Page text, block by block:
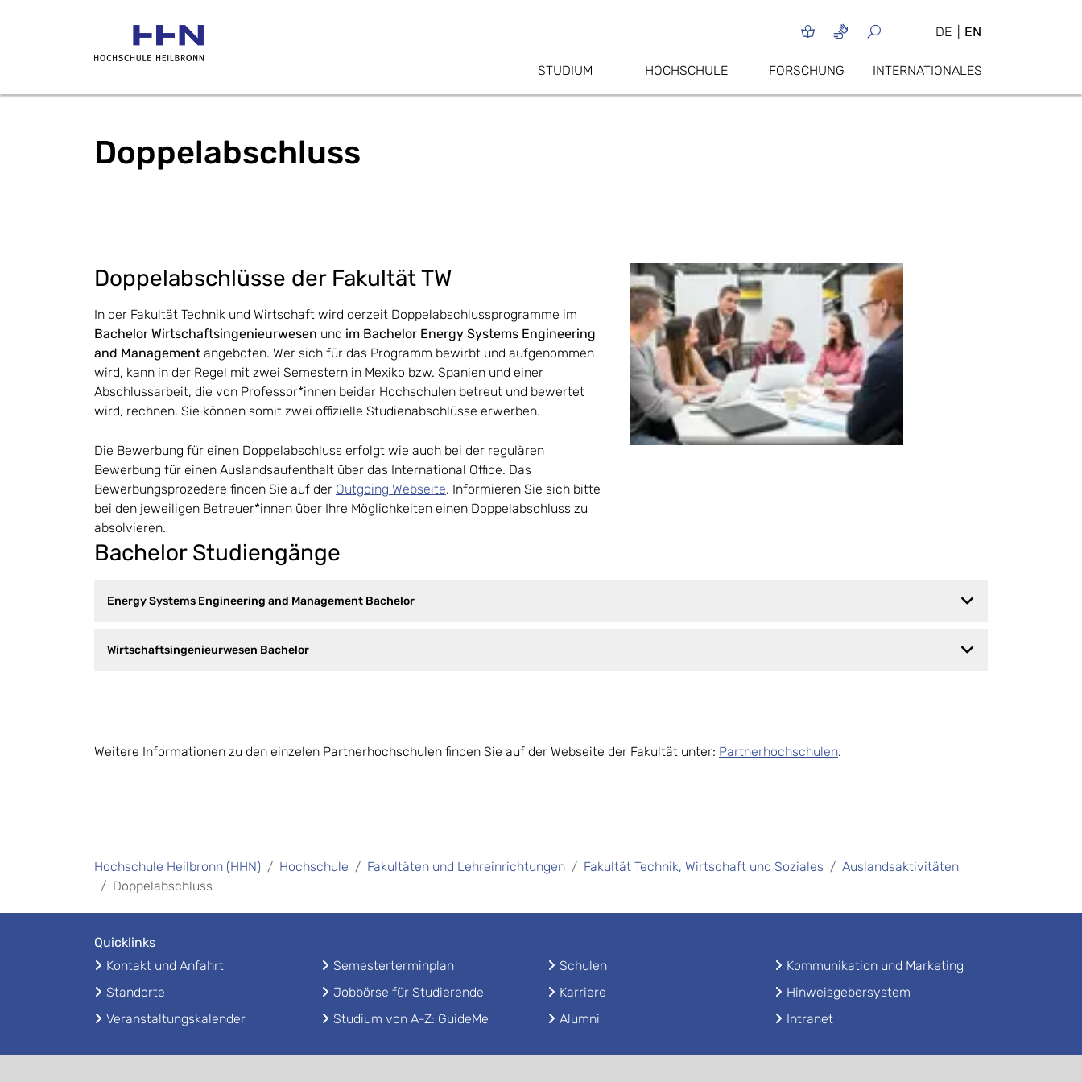
DE EN
STUDIUM HOCHSCHULE FORSCHUNG INTERNATIONALES
Doppelabschluss
Doppelabschlüsse der Fakultät TW
In der Fakultät Technik und Wirtschaft wird derzeit Doppelabschlussprogramme im
Bachelor Wirtschaftsingenieurwesen und im Bachelor Energy Systems Engineering
and Management angeboten. Wer sich für das Programm bewirbt und aufgenommen
wird, kann in der Regel mit zwei Semestern in Mexiko bzw. Spanien und einer
Abschlussarbeit, die von Professor*innen beider Hochschulen betreut und bewertet
wird, rechnen. Sie können somit zwei offizielle Studienabschlüsse erwerben.
Die Bewerbung für einen Doppelabschluss erfolgt wie auch bei der regulären
Bewerbung für einen Auslandsaufenthalt über das International Office. Das
Bewerbungsprozedere finden Sie auf der Outgoing Webseite. Informieren Sie sich bitte
bei den jeweiligen Betreuer*innen über Ihre Möglichkeiten einen Doppelabschluss zu
absolvieren.
Bachelor Studiengänge
Energy Systems Engineering and Management Bachelor
Wirtschaftsingenieurwesen Bachelor
Weitere Informationen zu den einzelen Partnerhochschulen finden Sie auf der Webseite der Fakultät unter: Partnerhochschulen.
Hochschule Heilbronn (HHN) Hochschule Fakultäten und Lehreinrichtungen Fakultät Technik, Wirtschaft und Soziales
Auslandsaktivitäten
Doppelabschluss
Quicklinks
Kontakt und Anfahrt
Standorte
Veranstaltungskalender
Semesterterminplan
Jobbörse für Studierende
Studium von A-Z: GuideMe
Schulen
Karriere
Alumni
Kommunikation und Marketing
Hinweisgebersystem
Intranet